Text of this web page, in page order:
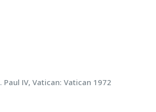
. Paul IV, Vatican: Vatican 1972